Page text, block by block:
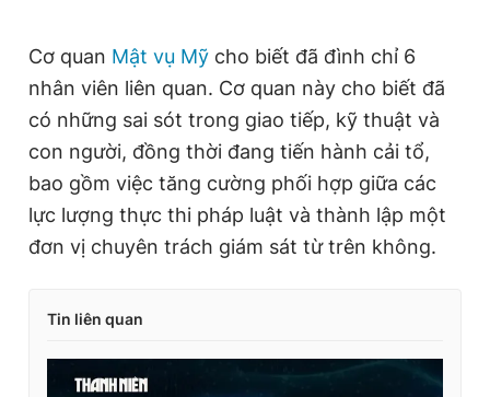
Cơ quan Mật vụ Mỹ cho biết đã đình chỉ 6
nhân viên liên quan. Cơ quan này cho biết đã
có những sai sót trong giao tiếp, kỹ thuật và
con người, đồng thời đang tiến hành cải tổ,
bao gồm việc tăng cường phối hợp giữa các
lực lượng thực thi pháp luật và thành lập một
đơn vị chuyên trách giám sát từ trên không.
Tin liên quan